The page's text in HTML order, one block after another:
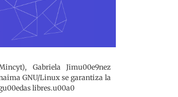
Gabriela Jimu00e9nez
GNU/Linux se garantiza la
libres.u00a0